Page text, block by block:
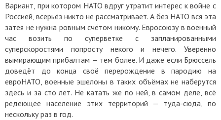
Вариант, при котором НАТО вдруг утратит интерес к войне с
Россией, всерьёз никто не рассматривает. А без НАТО вся эта
затея не нужна ровным счётом никому. Евросоюзу в военный
час возить по суперветке с запланированными
суперскоростями попросту некого и нечего. Уверенно
вымирающим прибалтам — тем более. И даже если Брюссель
доведёт до конца своё перерождение в пародию на
евроНАТО, военные эшелоны в таких объёмах не наберутся
здесь и за сто лет. Не катать же по ней, в самом деле, всё
редеющее население этих территорий — туда-сюда, по
нескольку раз в год.